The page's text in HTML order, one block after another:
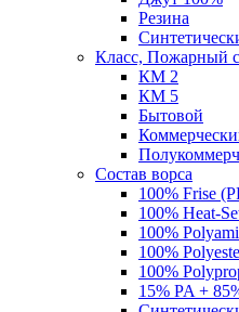
Резина
Класс, Пожарный
КМ 2
КМ 5
Бытовой
Состав ворса
100% Frise
100% Heat-
100%
100%
100%
15% PA +